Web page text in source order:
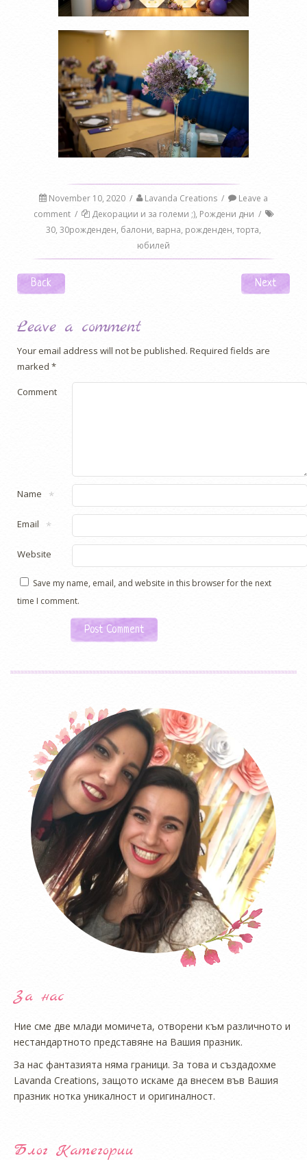
November 10, 2020 / Lavanda Creations /
Leave a
comment / Декорации и за големи ;), Рождени дни /
30 30рожденден балони варна рожденден торта
юбилей
Post navigation
Back Next
Leave a comment
Your email address will not be published. Required fields are
marked *
Comment
Name *
Email *
Website
Save my name, email, and website in this browser for the next
time I comment.
За нас
Ние сме две млади момичета, отворени към различното и
нестандартното представяне на Вашия празник.
За нас фантазията няма граници. За това и създадохме
Lavanda Creations, защото искаме да внесем във Вашия
празник нотка уникалност и оригиналност.
Блог Категории